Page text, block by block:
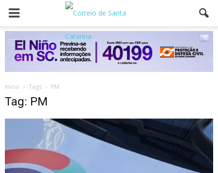
Inicio Tags PM
Tag: PM